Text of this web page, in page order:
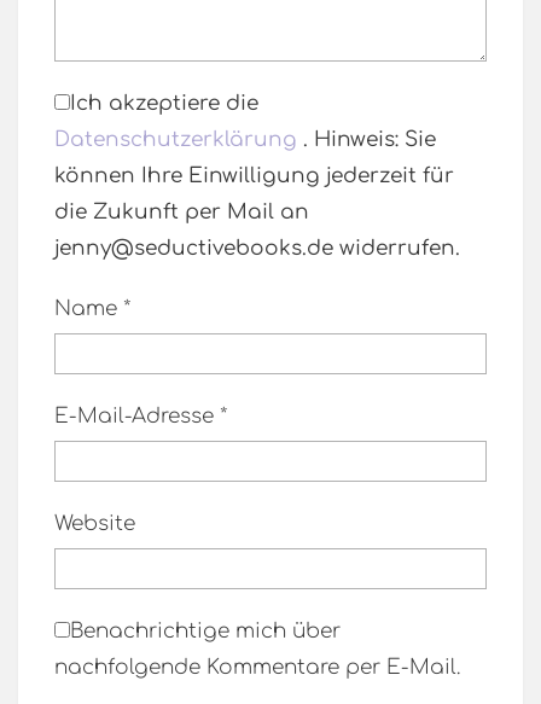
Ich akzeptiere die
Datenschutzerklärung . Hinweis: Sie
können Ihre Einwilligung jederzeit für
die Zukunft per Mail an
jenny@seductivebooks.de widerrufen.
Name *
E-Mail-Adresse *
Website
Benachrichtige mich über
nachfolgende Kommentare per E-Mail.